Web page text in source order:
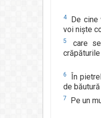
4
De cine
voi nişte
5
care
6
În
de
7 Pe un